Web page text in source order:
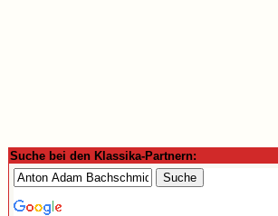
Suche bei den Klassika-Partnern: